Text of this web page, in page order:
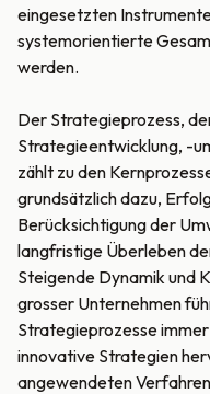
eingesetzten
systemorientierte
werden.
Der Strategieprozess,
Strategieentwicklung, -
zählt zu den
grundsätzlich dazu,
Berücksichtigung der
langfristige Überleben
Steigende Dynamik und
grosser Unternehmen
Strategieprozesse
innovative Strategien
angewendeten